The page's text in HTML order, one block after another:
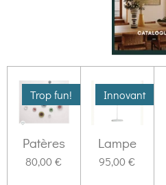
Trop fun!
Patères
80,00 €
Innovant
Lampe
95,00 €